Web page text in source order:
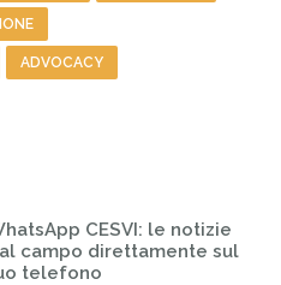
ADVOCACY
CESVI: le notizie
campo direttamente sul
telefono